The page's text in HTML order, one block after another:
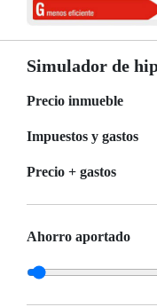
Simulador de
Precio inmueble
Impuestos y gastos
Precio + gastos
Ahorro aportado